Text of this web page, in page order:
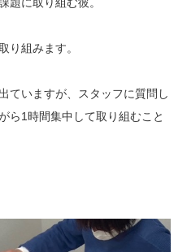
り組みます。
ていますが、スタッフに質問し
ら1時間集中して取り組むこと